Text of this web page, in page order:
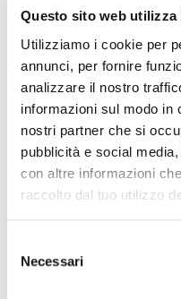
Questo sito web utilizza
Utilizziamo i cookie per
annunci, per fornire
analizzare il nostro
informazioni sul modo in
nostri partner che si
pubblicità e social
con altre informazioni
raccolto dal tuo utilizzo
delNecessari
12:00 | PADIGLIONE
ITALIAN NICE -
APERI-ZICILY CU
12:00 | PADIGLIONE
RISO ZACCARIA